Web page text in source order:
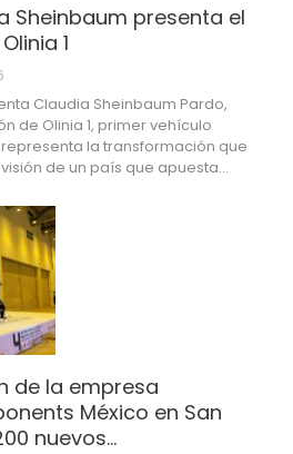
Sheinbaum presenta el
1
Claudia Sheinbaum Pardo,
de Olinia 1, primer vehículo
la transformación que
de un país que apuesta…
de la empresa
México en San
nuevos…